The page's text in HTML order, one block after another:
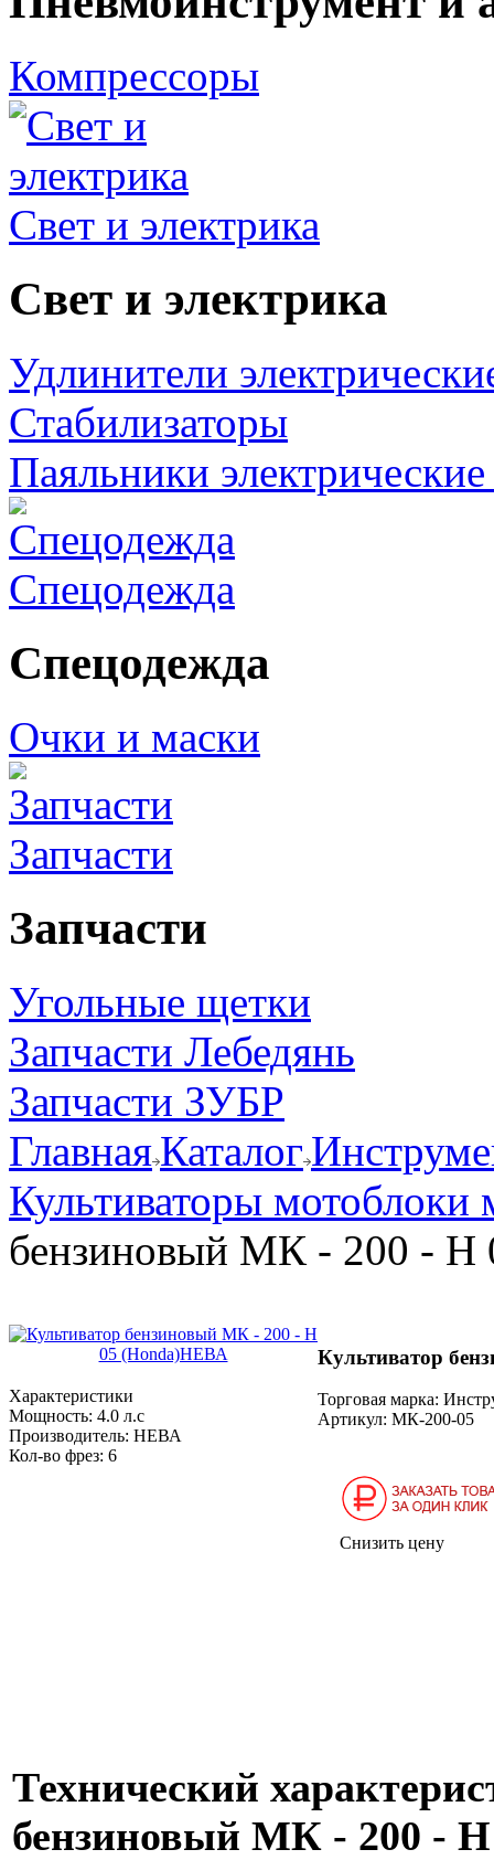
Компрессоры
Свет и электрика
Свет и электрика
Удлинители
Стабилизаторы
Паяльники
Спецодежда
Спецодежда
Очки и маски
Запчасти
Запчасти
Угольные щетки
Запчасти Лебедянь
Запчасти ЗУБР
ГлавнаяКаталог
Культиваторы мотоблоки
бензиновый МК - 200 -
Характеристики
Мощность: 4.0 л.с
Производитель: НЕВА
Кол-во фрез: 6
Культиватор
Торговая марка:
Артикул: МК-200-05
Снизить цену
Технический
бензиновый МК - 200 -